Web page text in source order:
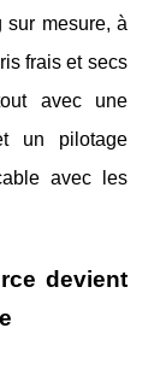
sur mesure, à
frais et secs
avec une
un pilotage
avec les
devient